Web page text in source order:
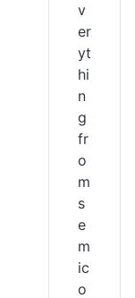
v
er
yt
hi
n
g
fr
o
m
s
e
m
ic
o